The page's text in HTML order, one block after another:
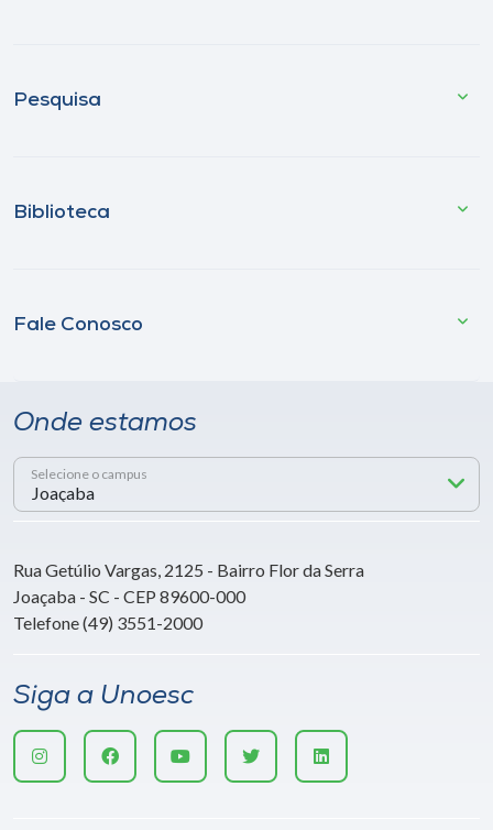
Pesquisa
Biblioteca
Fale Conosco
Onde estamos
Selecione o campus
Rua Getúlio Vargas, 2125 - Bairro Flor da Serra
Joaçaba - SC - CEP 89600-000
Telefone (49) 3551-2000
Siga a Unoesc